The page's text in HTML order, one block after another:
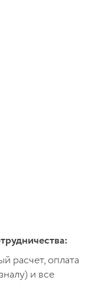
расчет, оплата
и все